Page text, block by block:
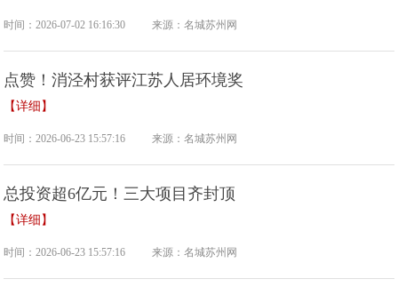
时间：2026-07-02 16:16:30 来源：名城苏州网
点赞！消泾村获评江苏人居环境奖
【详细】
时间：2026-06-23 15:57:16 来源：名城苏州网
总投资超6亿元！三大项目齐封顶
【详细】
时间：2026-06-23 15:57:16 来源：名城苏州网